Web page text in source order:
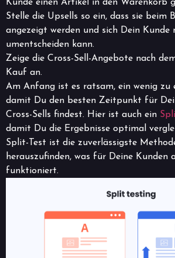
Kunde einen Artikel in den Warenkorb
Stelle die Upsells so ein, dass sie beim
angezeigt werden und sich Dein Kunde
umentscheiden kann.
Zeige die Cross-Sell-Angebote nach
Kauf an.
Am Anfang ist es ratsam, ein wenig zu
damit Du den besten Zeitpunkt für
Cross-Sells findest. Hier ist auch ein
damit Du die Ergebnisse optimal
Split-Test ist die zuverlässigste
herauszufinden, was für Deine Kunden
funktioniert.